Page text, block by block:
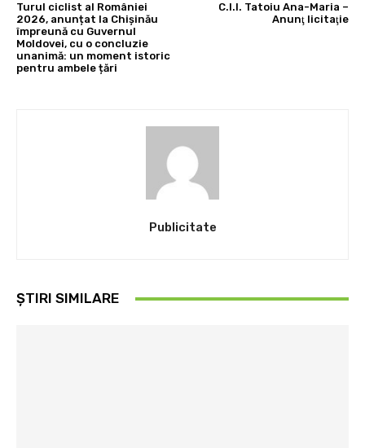
Turul ciclist al României
2026, anunțat la Chișinău
împreună cu Guvernul
Moldovei, cu o concluzie
unanimă: un moment istoric
pentru ambele țări
C.I.I. Tatoiu Ana-Maria –
Anunţ licitaţie
Publicitate
ȘTIRI SIMILARE